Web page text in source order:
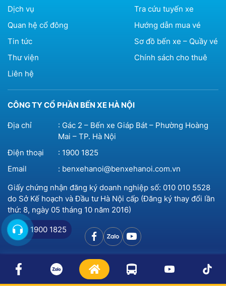
CÔNG TY CỔ PHẦN BẾN XE HÀ NỘI
Địa chỉ
: Gác 2 – Bến xe Giáp Bát – Phường Hoàng
Mai – TP. Hà Nội
Điện thoại
: 1900 1825
Email
: benxehanoi@benxehanoi.com.vn
Giấy chứng nhận đăng ký doanh nghiệp số: 010 010 5528
do Sở Kế hoạch và Đầu tư Hà Nội cấp (Đăng ký thay đổi lần
thứ: 8, ngày 05 tháng 10 năm 2016)
Dịch vụ
Quan hệ cổ đông
Tin tức
Thư viện
Liên hệ
Tra cứu tuyến xe
Hướng dẫn mua vé
Sơ đồ bến xe – Quầy vé
Chính sách cho thuê
© 2023 Bản quyền thuộcBến xe Hà Nội
Thiết kế website
bởiBICWeb.vn™
1900 1825